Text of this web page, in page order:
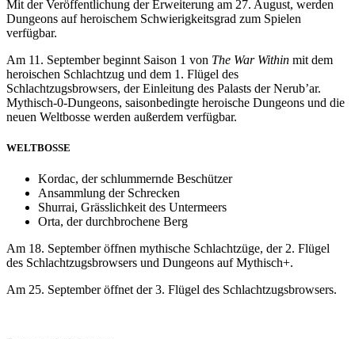
Mit der Veröffentlichung der Erweiterung am 27. August, werden
Dungeons auf heroischem Schwierigkeitsgrad zum Spielen
verfügbar.
Am 11. September beginnt Saison 1 von The War Within mit dem
heroischen Schlachtzug und dem 1. Flügel des
Schlachtzugsbrowsers, der Einleitung des Palasts der Nerub’ar.
Mythisch-0-Dungeons, saisonbedingte heroische Dungeons und die
neuen Weltbosse werden außerdem verfügbar.
WELTBOSSE
Kordac, der schlummernde Beschützer
Ansammlung der Schrecken
Shurrai, Grässlichkeit des Untermeers
Orta, der durchbrochene Berg
Am 18. September öffnen mythische Schlachtzüge, der 2. Flügel
des Schlachtzugsbrowsers und Dungeons auf Mythisch+.
Am 25. September öffnet der 3. Flügel des Schlachtzugsbrowsers.